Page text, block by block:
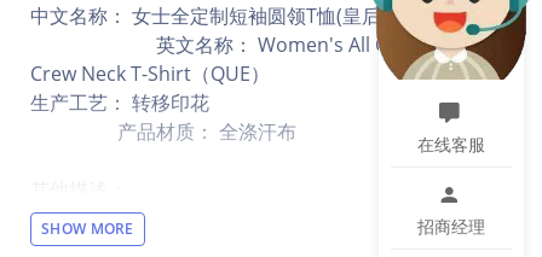
中文名称： 女士全定制短袖圆领T恤(皇后工厂)(TEMU)
英文名称： Women's All Over Print
Crew Neck T-Shirt（QUE）
生产工艺： 转移印花
产品材质： 全涤汗布
【注意】此产品价格不含运费，仅支持走官方物流（目
前可走USPS、GOFO、
SHOW MORE
在线客服
招商经理